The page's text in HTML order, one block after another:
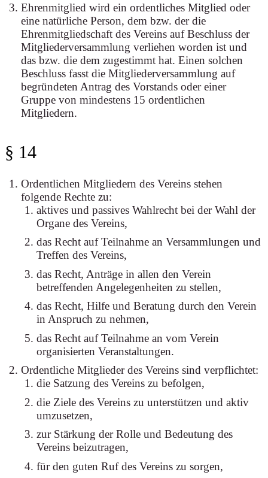
Ehrenmitglied wird ein ordentliches Mitglied oder
eine natürliche Person, dem bzw. der die
Ehrenmitgliedschaft des Vereins auf Beschluss der
Mitgliederversammlung verliehen worden ist und
das bzw. die dem zugestimmt hat. Einen solchen
Beschluss fasst die Mitgliederversammlung auf
begründeten Antrag des Vorstands oder einer
Gruppe von mindestens 15 ordentlichen
Mitgliedern.
§ 14
Ordentlichen Mitgliedern des Vereins stehen
folgende Rechte zu:
aktives und passives Wahlrecht bei der Wahl der
Organe des Vereins,
das Recht auf Teilnahme an Versammlungen und
Treffen des Vereins,
das Recht, Anträge in allen den Verein
betreffenden Angelegenheiten zu stellen,
das Recht, Hilfe und Beratung durch den Verein
in Anspruch zu nehmen,
das Recht auf Teilnahme an vom Verein
organisierten Veranstaltungen.
Ordentliche Mitglieder des Vereins sind verpflichtet:
die Satzung des Vereins zu befolgen,
die Ziele des Vereins zu unterstützen und aktiv
umzusetzen,
zur Stärkung der Rolle und Bedeutung des
Vereins beizutragen,
für den guten Ruf des Vereins zu sorgen,